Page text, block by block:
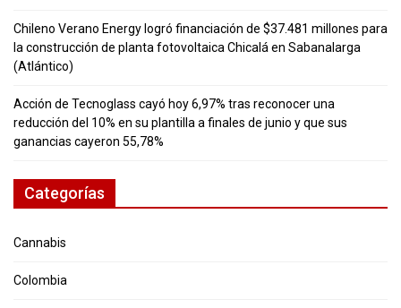
Chileno Verano Energy logró financiación de $37.481 millones para
la construcción de planta fotovoltaica Chicalá en Sabanalarga
(Atlántico)
Acción de Tecnoglass cayó hoy 6,97% tras reconocer una
reducción del 10% en su plantilla a finales de junio y que sus
ganancias cayeron 55,78%
Categorías
Cannabis
Colombia